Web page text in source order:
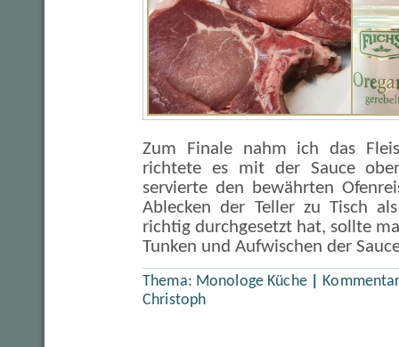
Zum Finale nahm ich das
richtete es mit der Sauce
servierte den bewährten
Ablecken der Teller zu Tisch
richtig durchgesetzt hat, sollte
Tunken und Aufwischen der
Thema: Monologe Küche
Christoph